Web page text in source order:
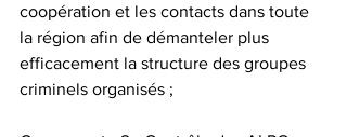
coopération et les contacts dans toute
la région afin de démanteler plus
efficacement la structure des groupes
criminels organisés ;